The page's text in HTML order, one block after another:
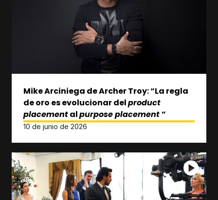
Mike Arciniega de Archer Troy: “La regla
de oro es evolucionar delproduct
placementalpurpose placement”
10 de junio de 2026